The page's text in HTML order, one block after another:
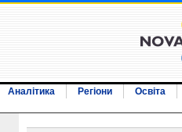
Аналітика Регіони
Освіта